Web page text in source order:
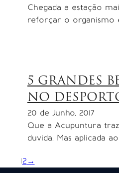
Chegada a estação
reforçar o organismo
5 GRANDES
NO
20 de Junho, 2017
Que a Acupuntura
duvida. Mas aplicada
12 →